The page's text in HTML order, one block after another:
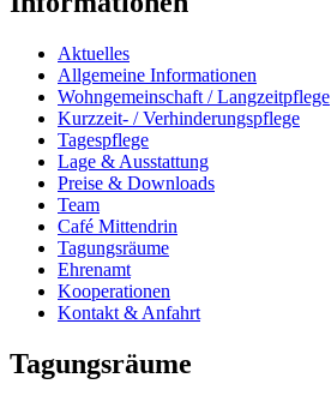
Aktuelles
Allgemeine Informationen
Wohngemeinschaft / Langzeitpflege
Kurzzeit- / Verhinderungspflege
Tagespflege
Lage & Ausstattung
Preise & Downloads
Team
Café Mittendrin
Tagungsräume
Ehrenamt
Kooperationen
Kontakt & Anfahrt
Tagungsräume